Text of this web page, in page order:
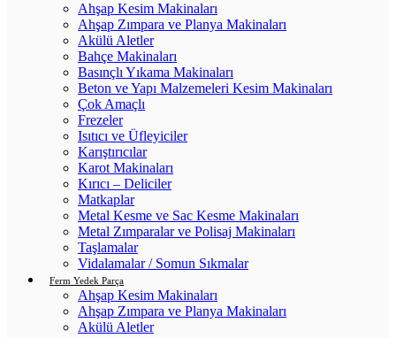
Ahşap Kesim Makinaları
Ahşap Zımpara ve Planya Makinaları
Akülü Aletler
Bahçe Makinaları
Basınçlı Yıkama Makinaları
Beton ve Yapı Malzemeleri Kesim Makinaları
Çok Amaçlı
Frezeler
Isıtıcı ve Üfleyiciler
Karıştırıcılar
Karot Makinaları
Kırıcı – Deliciler
Matkaplar
Metal Kesme ve Sac Kesme Makinaları
Metal Zımparalar ve Polisaj Makinaları
Taşlamalar
Vidalamalar / Somun Sıkmalar
Ferm Yedek Parça
Ahşap Kesim Makinaları
Ahşap Zımpara ve Planya Makinaları
Akülü Aletler